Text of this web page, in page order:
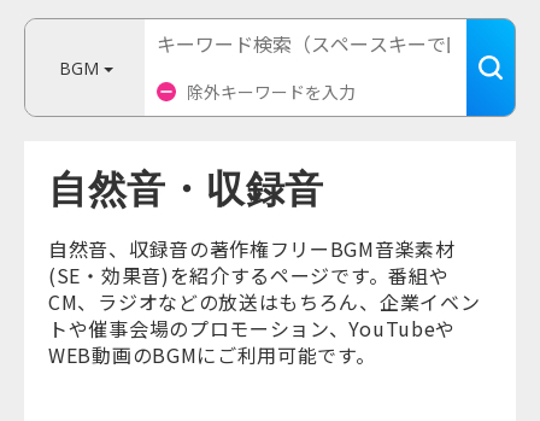
BGM
自然音・収録音
自然音、収録音の著作権フリーBGM音楽素材
(SE・効果音)を紹介するページです。番組や
CM、ラジオなどの放送はもちろん、企業イベン
トや催事会場のプロモーション、YouTubeや
WEB動画のBGMにご利用可能です。